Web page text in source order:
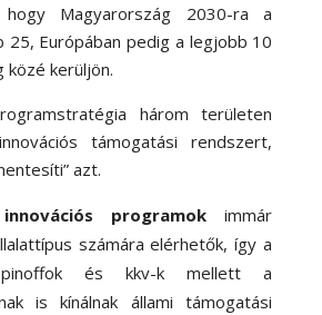
hogy Magyarország 2030-ra a
25, Európában pedig a legjobb 10
közé kerüljön.
három területen
támogatási rendszert,
azt.
programok
immár
számára elérhetők, így a
és kkv-k mellett a
is kínálnak állami támogatási